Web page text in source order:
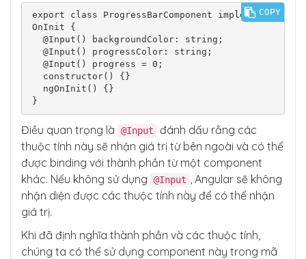
export class ProgressBarComponent implements
OnInit {
}
COPY
Điều quan trọng là @Input
đánh dấu rằng các
thuộc tính này sẽ nhận giá trị từ bên ngoài và có thể
được binding với thành phần từ một component
khác. Nếu không sử dụng
@Input
, Angular sẽ không
nhận diện được các thuộc tính này để có thể nhận
giá trị.
Khi đã định nghĩa thành phần và các thuộc tính,
chúng ta có thể sử dụng component này trong mã